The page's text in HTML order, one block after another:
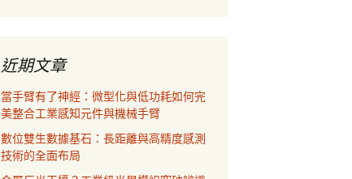
近期文章
當手臂有了神經：微型化與低功耗如何完
美整合工業感知元件與機械手臂
數位雙生數據基石：長距離與高精度感測
技術的全面布局